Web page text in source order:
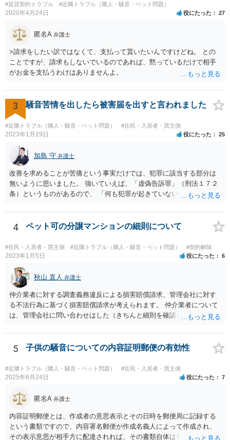
#賃貸契約トラブル #近隣トラブル（隣人・騒音・ペット問題）
2020年4月24日 役にたった 27
匿名A 弁護士
>請求をしたい訳ではなくて、支払って貰いたいんですけどね。 との
ことですが、請求もしないでいるのであれば、黙っているだけで相手
がお金を支払うわけはありませんよ。
3 騒音苦情を出したら被害届を出すと言われました
#近隣トラブル（隣人・騒音・ペット問題） #住民・入居者・買主側
2023年1月19日 役にたった 25
加島 守 弁護士
改善を求めることが苦痛という事実だけでは、犯罪に該当する部分は
無いように思いました。 強いていえば、「虚偽告訴罪」（刑法１７２
条）というものがあるので、 「何も犯罪が起きていないのにワザと警
しれませんが、警察が信じる可能性は低いのではないでしょうか。
4 ペット可の分譲マンションの細則について
#住民・入居者・買主側 #近隣トラブル（隣人・騒音・ペット問題） #契約解除
2023年1月5日 役にたった 6
秋山 直人 弁護士
仲介業者に対する調査義務違反による損害賠償請求、管理会社に対す
る不法行為に基づく損害賠償請求が考えられます。 仲介業者について
は、管理会社に問い合わせはした（きちんと細則を確認しなかった管
の間には直接の契約関係がないので、管理会社からは、ご相談者様に
対して義務を負っていないという反論が予想されます。 そのため、両
方に請求してくのが良いのではと思います。 損害の範囲はなかなか難
しいところですが、リフォーム工事をキャンセルしてキャンセル料が
発生しているということですので、当該キャンセル料を請求すること
約をしなかったとして、仲介手数料や登記費用も損害であるとして賠
償請求することが考えられます。
5 子供の騒音についての内容証明郵便の有効性
#近隣トラブル（隣人・騒音・ペット問題） #住民・入居者・買主側
2025年6月24日 役にたった 7
匿名A 弁護士
内容証明郵便とは、作成者の意思表示とその日時を郵便局に記録する
という書類ですので、内容署名郵便が作成名義人によって作成され、
その表示意思が相手方に配達されれば、その書類自体は有効となりま